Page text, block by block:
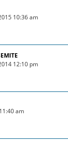
10:36 am
12:10 pm
am